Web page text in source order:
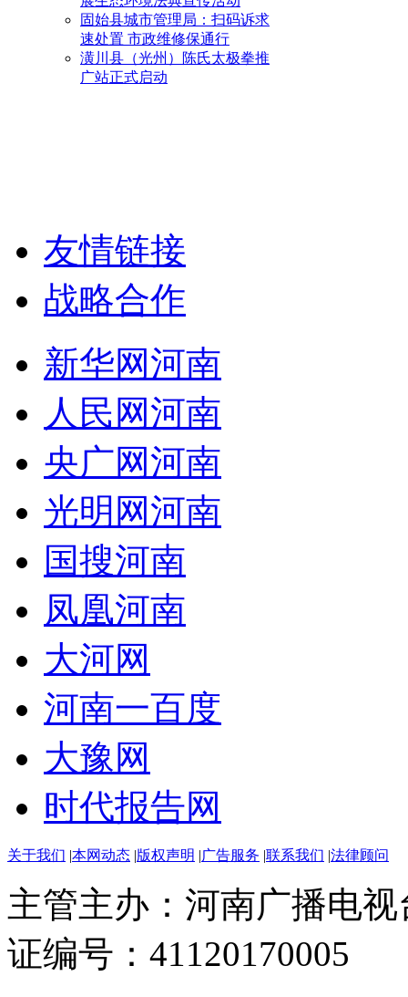
固始县城市管理局：扫码诉求
速处置 市政维修保通行
潢川县（光州）陈氏太极拳推
广站正式启动
友情链接
战略合作
新华网河南
人民网河南
央广网河南
光明网河南
国搜河南
凤凰河南
大河网
河南一百度
大豫网
时代报告网
关于我们 本网动态 版权声明 广告服务 联系我们 法律顾问
主管主办：河南广播电
证编号：41120170005